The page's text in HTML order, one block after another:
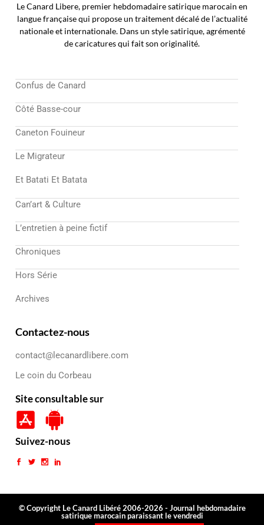
Le Canard Libere, premier hebdomadaire satirique marocain en
langue française qui propose un traitement décalé de l’actualité
nationale et internationale. Dans un style satirique, agrémenté
de caricatures qui fait son originalité.
Confus de Canard
Côté Basse-cour
Caneton Fouineur
Le Migrateur
Et Batati Et Batata
Can’art & Culture
L’entretien à peine fictif
Chroniques
Hors Série
Archives
Contactez-nous
contact@lecanardlibere.com
Le coin du Corbeau
Site consultable sur
Suivez-nous
© Copyright Le Canard Libéré 2006-2026 - Journal hebdomadaire
satirique marocain paraissant le vendredi